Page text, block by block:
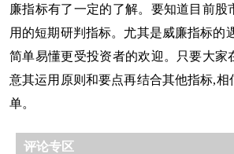
廉指标有了一定的了解。要知道目前股
用的短期研判指标。尤其是威廉指标的
简单易懂更受投资者的欢迎。只要大家
意其运用原则和要点再结合其他指标,相
单。
评论专区